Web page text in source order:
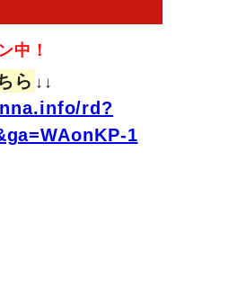
中！
ら ↓↓
rd?
1